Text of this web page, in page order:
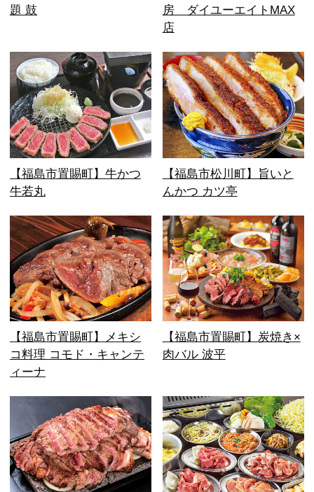
題 鼓
房 ダイユーエイトMAX
店
【福島市置賜町】牛かつ
牛若丸
【福島市松川町】旨いと
んかつ カツ亭
【福島市置賜町】メキシ
コ料理 コモド・キャンテ
ィーナ
【福島市置賜町】炭焼き×
肉バル 波平